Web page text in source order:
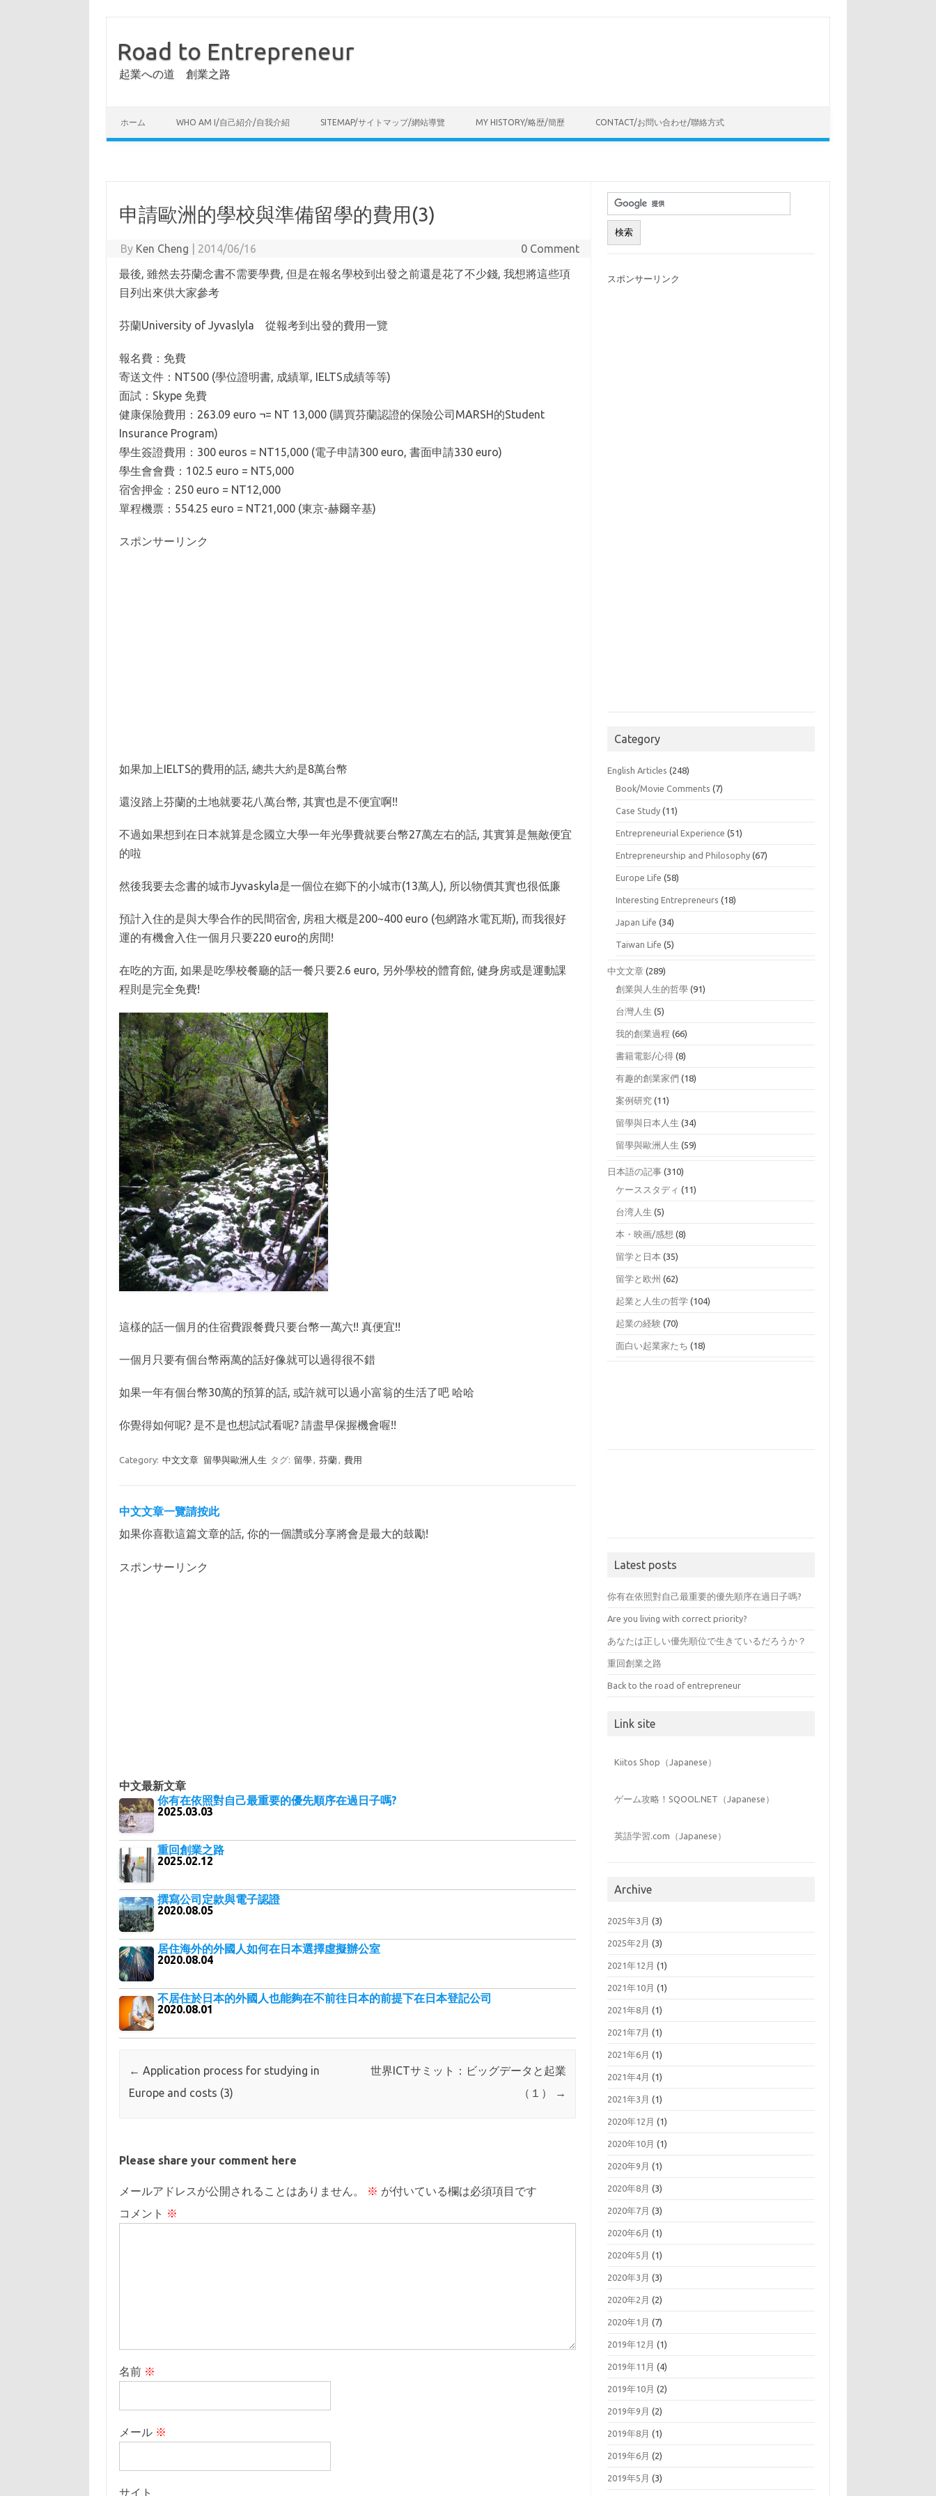
Road to Entrepreneur
起業への道 創業之路
ホーム WHO AM I/自己紹介/自我介紹 SITEMAP/サイトマップ/網站導覽 MY HISTORY/略歴/簡歷 CONTACT/お問い合わせ/聯絡方式
申請歐洲的學校與準備留學的費用(3)
By Ken Cheng 2014/06/16
0 Comment
最後, 雖然去芬蘭念書不需要學費, 但是在報名學校到出發之前還是花了不少錢, 我想將這些項
目列出來供大家參考
芬蘭University of Jyvaslyla 從報考到出發的費用一覽
報名費：免費
寄送文件：NT500 (學位證明書, 成績單, IELTS成績等等)
面試：Skype 免費
健康保險費用：263.09 euro ¬= NT 13,000 (購買芬蘭認證的保險公司MARSH的Student
Insurance Program)
學生簽證費用：300 euros = NT15,000 (電子申請300 euro, 書面申請330 euro)
學生會會費：102.5 euro = NT5,000
宿舍押金：250 euro = NT12,000
單程機票：554.25 euro = NT21,000 (東京-赫爾辛基)
スポンサーリンク
如果加上IELTS的費用的話, 總共大約是8萬台幣
還沒踏上芬蘭的土地就要花八萬台幣, 其實也是不便宜啊!!
不過如果想到在日本就算是念國立大學一年光學費就要台幣27萬左右的話, 其實算是無敵便宜
的啦
然後我要去念書的城市Jyvaskyla是一個位在鄉下的小城市(13萬人), 所以物價其實也很低廉
預計入住的是與大學合作的民間宿舍, 房租大概是200~400 euro (包網路水電瓦斯), 而我很好
運的有機會入住一個月只要220 euro的房間!
在吃的方面, 如果是吃學校餐廳的話一餐只要2.6 euro, 另外學校的體育館, 健身房或是運動課
程則是完全免費!
這樣的話一個月的住宿費跟餐費只要台幣一萬六!! 真便宜!!
一個月只要有個台幣兩萬的話好像就可以過得很不錯
如果一年有個台幣30萬的預算的話, 或許就可以過小富翁的生活了吧 哈哈
你覺得如何呢? 是不是也想試試看呢? 請盡早保握機會喔!!
Category: 中文文章 留學與歐洲人生 タグ: 留學, 芬蘭, 費用
中文文章一覽請按此
如果你喜歡這篇文章的話, 你的一個讚或分享將會是最大的鼓勵!
スポンサーリンク
中文最新文章
你有在依照對自己最重要的優先順序在過日子嗎?
2025.03.03
重回創業之路
2025.02.12
撰寫公司定款與電子認證
2020.08.05
居住海外的外國人如何在日本選擇虛擬辦公室
2020.08.04
不居住於日本的外國人也能夠在不前往日本的前提下在日本登記公司
2020.08.01
Post navigation
← Application process for studying in
Europe and costs (3)
世界ICTサミット：ビッグデータと起業
（１）
→
Please share your comment here
メールアドレスが公開されることはありません。 ※ が付いている欄は必須項目です
コメント ※
名前 ※
メール ※
サイト
スポンサーリンク
Category
English Articles (248)
Book/Movie Comments (7)
Case Study (11)
Entrepreneurial Experience (51)
Entrepreneurship and Philosophy (67)
Europe Life (58)
Interesting Entrepreneurs (18)
Japan Life (34)
Taiwan Life (5)
中文文章 (289)
創業與人生的哲學 (91)
台灣人生 (5)
我的創業過程 (66)
書籍電影/心得 (8)
有趣的創業家們 (18)
案例研究 (11)
留學與日本人生 (34)
留學與歐洲人生 (59)
日本語の記事 (310)
ケーススタディ (11)
台湾人生 (5)
本・映画/感想 (8)
留学と日本 (35)
留学と欧州 (62)
起業と人生の哲学 (104)
起業の経験 (70)
面白い起業家たち (18)
Latest posts
你有在依照對自己最重要的優先順序在過日子嗎?
Are you living with correct priority?
あなたは正しい優先順位で生きているだろうか？
重回創業之路
Back to the road of entrepreneur
Link site
Kiitos Shop（Japanese）
ゲーム攻略！SQOOL.NET（Japanese）
英語学習.com（Japanese）
Archive
2025年3月 (3)
2025年2月 (3)
2021年12月 (1)
2021年10月 (1)
2021年8月 (1)
2021年7月 (1)
2021年6月 (1)
2021年4月 (1)
2021年3月 (1)
2020年12月 (1)
2020年10月 (1)
2020年9月 (1)
2020年8月 (3)
2020年7月 (3)
2020年6月 (1)
2020年5月 (1)
2020年3月 (3)
2020年2月 (2)
2020年1月 (7)
2019年12月 (1)
2019年11月 (4)
2019年10月 (2)
2019年9月 (2)
2019年8月 (1)
2019年6月 (2)
2019年5月 (3)